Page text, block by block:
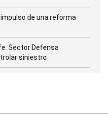
de una reforma
Sector Defensa
siniestro